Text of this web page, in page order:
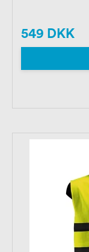
549 DKK